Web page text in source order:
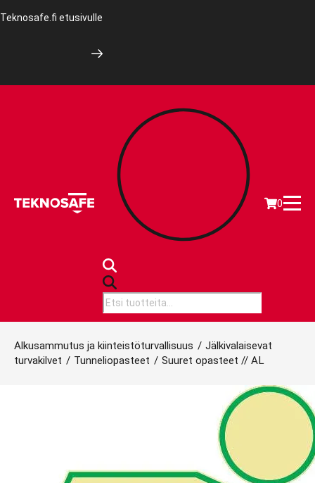
Teknosafe.fi etusivulle
search
0
Alkusammutus ja kiinteistöturvallisuus / Jälkivalaisevat
turvakilvet / Tunneliopasteet / Suuret opasteet // AL